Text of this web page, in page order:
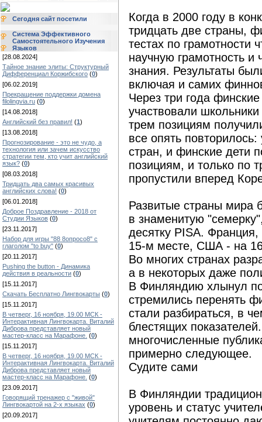
Сегодня сайт посетили
Система Эффективного
Самостоятельного Изучения
Языков
[28.08.2024]
Тайное знание элиты: Структурный
Дифференциал Коржибского (0)
[06.02.2019]
Прекращение поддержки домена
filolingvia.ru (0)
[14.08.2018]
Английский без правил! (1)
[13.08.2018]
Прогнозирование - это не чудо, а
технология или зачем искусство
стратегии тем, кто учит английский
язык? (0)
[08.03.2018]
Тридцать два самых красивых
английских слова! (0)
[06.01.2018]
Доброе Поздравление - 2018 от
Студии Языков (0)
[23.11.2017]
Набор для игры "88 8опросо8" с
глаголом "to buy" (0)
[20.11.2017]
Pushing the button - Динамика
действия в реальности (0)
[15.11.2017]
Скачать Бесплатно Лингвокарты (0)
[15.11.2017]
В четверг, 16 ноября, 19.00 МСК -
Интерактивная Лингвокарта. Виталий
Диброва представляет новый
мастер-класс на Марафоне. (0)
[15.11.2017]
В четверг, 16 ноября, 19.00 МСК -
Интерактивная Лингвокарта. Виталий
Диброва представляет новый
мастер-класс на Марафоне. (0)
[23.09.2017]
Говорящий тренажер с "живой"
Лингвокартой на 2-х языках (0)
[20.09.2017]
Когда в 2000 году в
тридцать две страны,
тестах по грамотности
научную грамотность и
знания. Результаты
включая и самих
Через три года
участвовали
трем позициям
все опять
стран, и финские дети
позициям, и только по
пропустили вперед
Развитые страны
в знаменитую
десятку PISA.
15-м месте, США - на
Во многих странах
а в некоторых даже
В Финляндию хлынул
стремились перенять
стали разбираться, в
блестящих
многочисленные
примерно следующее.
Судите сами
В Финляндии
уровень и статус